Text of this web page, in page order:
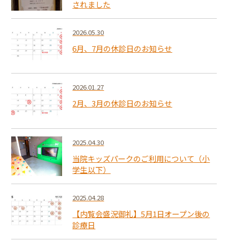
されました
2026.05.30
6月、7月の休診日のお知らせ
2026.01.27
2月、3月の休診日のお知らせ
2025.04.30
当院キッズパークのご利用について（小
学生以下）
2025.04.28
【内覧会盛況御礼】5月1日オープン後の
診療日